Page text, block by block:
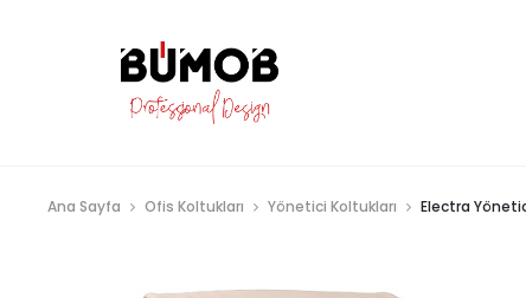
Ana Sayfa Ofis Koltukları Yönetici Koltukları Electra